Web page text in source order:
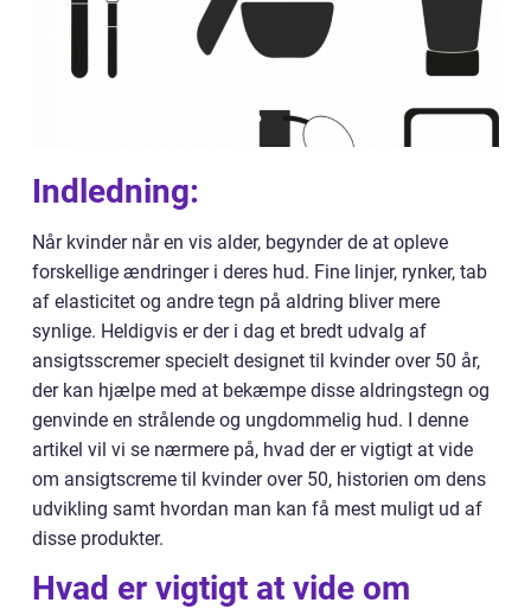
Indledning:
Når kvinder når en vis alder, begynder de at opleve
forskellige ændringer i deres hud. Fine linjer, rynker, tab
af elasticitet og andre tegn på aldring bliver mere
synlige. Heldigvis er der i dag et bredt udvalg af
ansigtsscremer specielt designet til kvinder over 50 år,
der kan hjælpe med at bekæmpe disse aldringstegn og
genvinde en strålende og ungdommelig hud. I denne
artikel vil vi se nærmere på, hvad der er vigtigt at vide
om ansigtscreme til kvinder over 50, historien om dens
udvikling samt hvordan man kan få mest muligt ud af
disse produkter.
Hvad er vigtigt at vide om